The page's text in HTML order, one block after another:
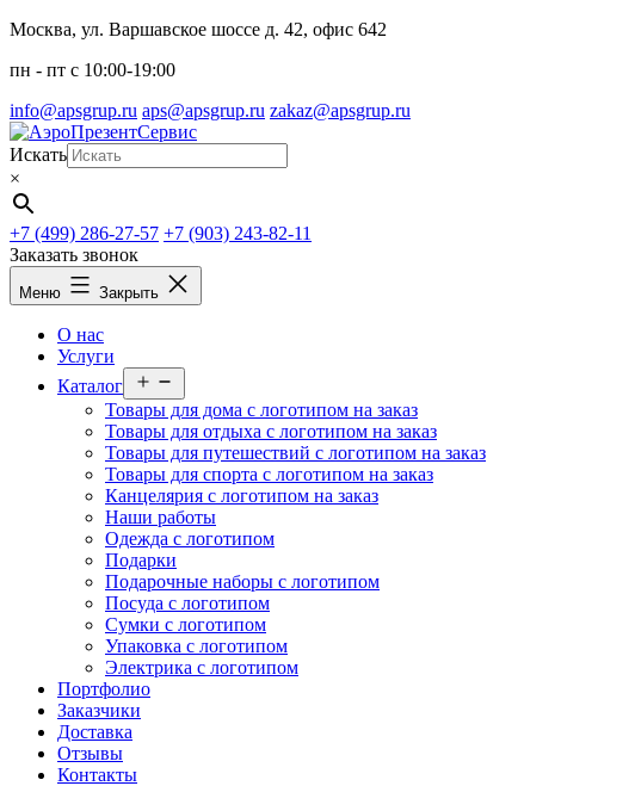
Перейти
содержимому
Москва, ул. Варшавское шоссе д. 42, офис 642
пн - пт c 10:00-19:00
info@apsgrup.ru aps@apsgrup.ru zakaz@apsgrup.ru
Искать
×
+7 (499) 286-27-57 +7 (903) 243-82-11
Заказать звонок
Меню Закрыть
О нас
Услуги
Каталог
меню
Товары для дома с логотипом на заказ
Товары для отдыха с логотипом на заказ
Товары для путешествий с логотипом на заказ
Товары для спорта с логотипом на заказ
Канцелярия с логотипом на заказ
Наши работы
Одежда с логотипом
Подарки
Подарочные наборы с логотипом
Посуда с логотипом
Сумки с логотипом
Упаковка с логотипом
Электрика с логотипом
Портфолио
Заказчики
Доставка
Отзывы
Контакты